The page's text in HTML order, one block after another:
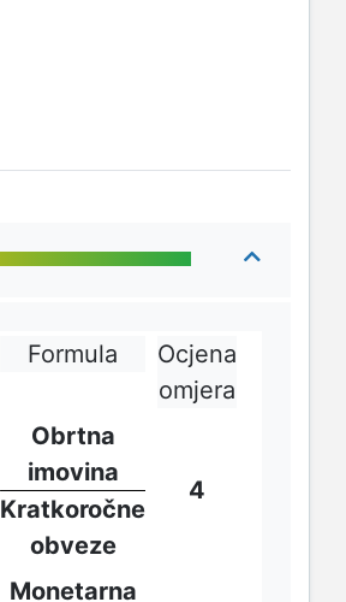
Formula
Ocjena
omjera
Obrtna
imovina
Kratkoročne
obveze
4
Monetarna